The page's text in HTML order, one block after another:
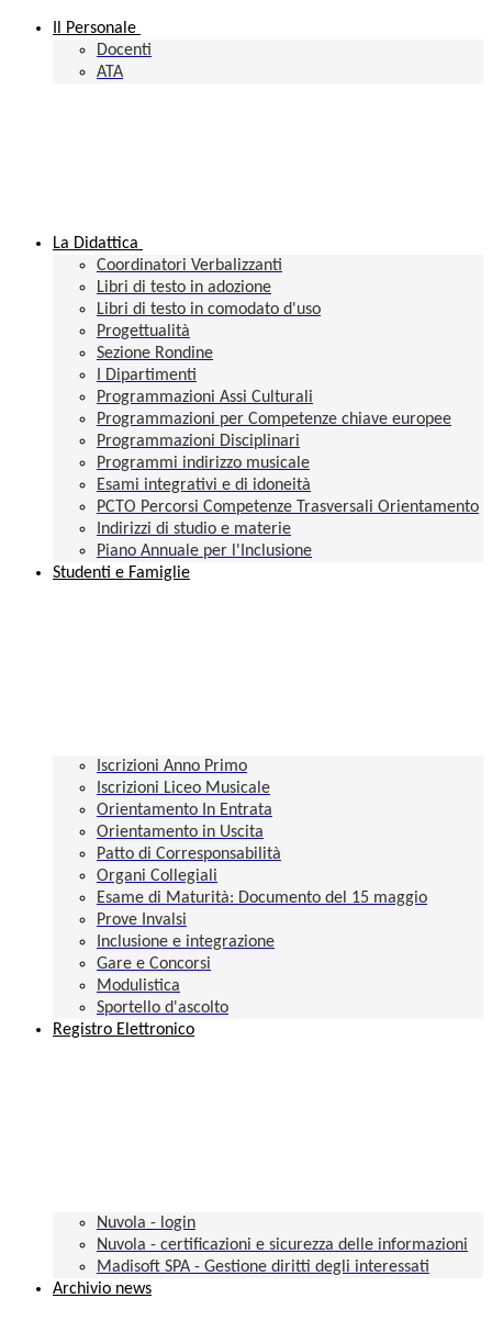
Il Personale
Docenti
ATA
La Didattica
Coordinatori Verbalizzanti
Libri di testo in adozione
Libri di testo in comodato d'uso
Progettualità
Sezione Rondine
I Dipartimenti
Programmazioni Assi Culturali
Programmazioni per Competenze chiave europee
Programmazioni Disciplinari
Programmi indirizzo musicale
Esami integrativi e di idoneità
PCTO Percorsi Competenze Trasversali Orientamento
Indirizzi di studio e materie
Piano Annuale per l'Inclusione
Studenti e Famiglie
Iscrizioni Anno Primo
Iscrizioni Liceo Musicale
Orientamento In Entrata
Orientamento in Uscita
Patto di Corresponsabilità
Organi Collegiali
Esame di Maturità: Documento del 15 maggio
Prove Invalsi
Inclusione e integrazione
Gare e Concorsi
Modulistica
Sportello d'ascolto
Registro Elettronico
Nuvola - login
Nuvola - certificazioni e sicurezza delle informazioni
Madisoft SPA - Gestione diritti degli interessati
Archivio news